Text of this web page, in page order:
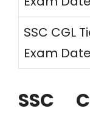
SSC CGL
Exam
SSC